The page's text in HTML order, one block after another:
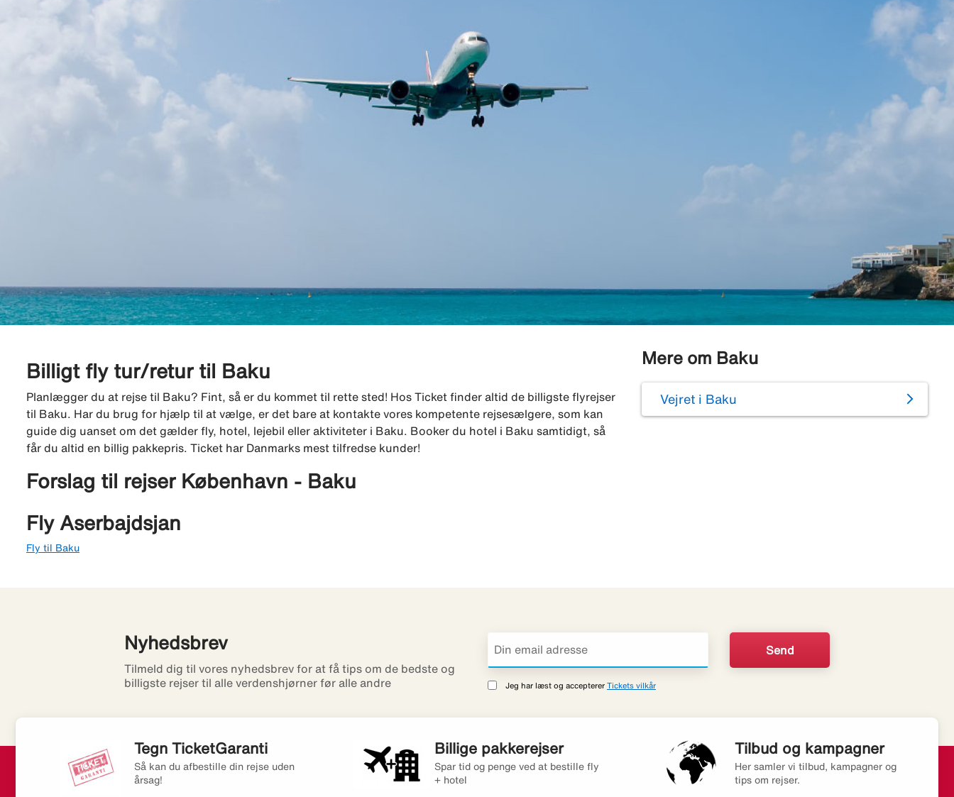
Billigt fly tur/retur til Baku
Planlægger du at rejse til Baku? Fint, så er du kommet til rette sted! Hos Ticket finder altid de billigste flyrejser
til Baku. Har du brug for hjælp til at vælge, er det bare at kontakte vores kompetente rejsesælgere, som kan
guide dig uanset om det gælder fly, hotel, lejebil eller aktiviteter i Baku. Booker du hotel i Baku samtidigt, så
får du altid en billig pakkepris. Ticket har Danmarks mest tilfredse kunder!
Mere om Baku
Vejret i Baku
Forslag til rejser København - Baku
Fly Aserbajdsjan
Fly til Baku
Nyhedsbrev
Tilmeld dig til vores nyhedsbrev for at få tips om de bedste og
billigste rejser til alle verdenshjørner før alle andre
Jeg har læst og accepterer Tickets vilkår
Tegn TicketGaranti
Så kan du afbestille din rejse uden
årsag!
Billige pakkerejser
Spar tid og penge ved at bestille fly
+ hotel
Tilbud og kampagner
Her samler vi tilbud, kampagner og
tips om rejser.